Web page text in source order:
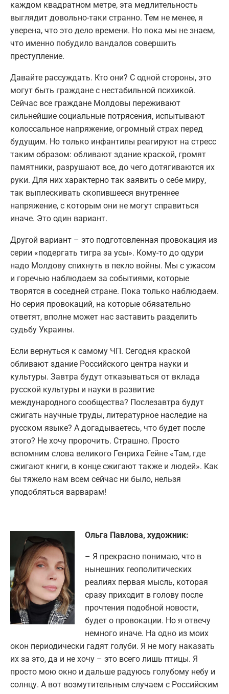
каждом квадратном метре, эта медлительность
выглядит довольно-таки странно. Тем не менее, я
уверена, что это дело времени. Но пока мы не знаем,
что именно побудило вандалов совершить
преступление.
Давайте рассуждать. Кто они? С одной стороны, это
могут быть граждане с нестабильной психикой.
Сейчас все граждане Молдовы переживают
сильнейшие социальные потрясения, испытывают
колоссальное напряжение, огромный страх перед
будущим. Но только инфантилы реагируют на стресс
таким образом: обливают здание краской, громят
памятники, разрушают все, до чего дотягиваются их
руки. Для них характерно так заявить о себе миру,
так выплескивать скопившееся внутреннее
напряжение, с которым они не могут справиться
иначе. Это один вариант.
Другой вариант – это подготовленная провокация из
серии «подергать тигра за усы». Кому-то до одури
надо Молдову спихнуть в пекло войны. Мы с ужасом
и горечью наблюдаем за событиями, которые
творятся в соседней стране. Пока только наблюдаем.
Но серия провокаций, на которые обязательно
ответят, вполне может нас заставить разделить
судьбу Украины.
Если вернуться к самому ЧП. Сегодня краской
обливают здание Российского центра науки и
культуры. Завтра будут отказываться от вклада
русской культуры и науки в развитие
международного сообщества? Послезавтра будут
сжигать научные труды, литературное наследие на
русском языке? А догадываетесь, что будет после
этого? Не хочу пророчить. Страшно. Просто
вспомним слова великого Генриха Гейне «Там, где
сжигают книги, в конце сжигают также и людей». Как
бы тяжело нам всем сейчас ни было, нельзя
уподобляться варварам!
Ольга Павлова, художник:
– Я прекрасно понимаю, что в
нынешних геополитических
реалиях первая мысль, которая
сразу приходит в голову после
прочтения подобной новости,
будет о провокации. Но я отвечу
немного иначе. На одно из моих
окон периодически гадят голуби. Я не могу наказать
их за это, да и не хочу – это всего лишь птицы. Я
просто мою окно и дальше радуюсь голубому небу и
солнцу. А вот возмутительным случаем с Российским